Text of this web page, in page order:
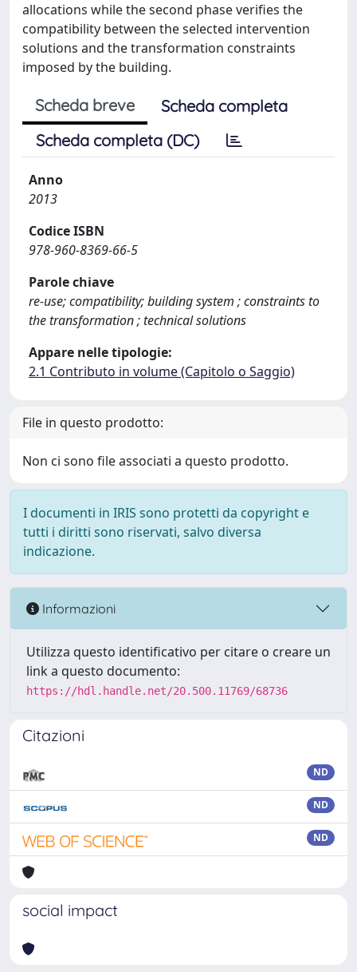
allocations while the second phase verifies the
compatibility between the selected intervention
solutions and the transformation constraints
imposed by the building.
Scheda breve
Scheda completa
Scheda completa (DC)
Anno
2013
Codice ISBN
978-960-8369-66-5
Parole chiave
re-use; compatibility; building system ; constraints to
the transformation ; technical solutions
Appare nelle tipologie:
2.1 Contributo in volume (Capitolo o Saggio)
File in questo prodotto:
Non ci sono file associati a questo prodotto.
I documenti in IRIS sono protetti da copyright e
tutti i diritti sono riservati, salvo diversa
indicazione.
Informazioni
Utilizza questo identificativo per citare o creare un
link a questo documento:
https://hdl.handle.net/20.500.11769/68736
Citazioni
ND
ND
ND
social impact